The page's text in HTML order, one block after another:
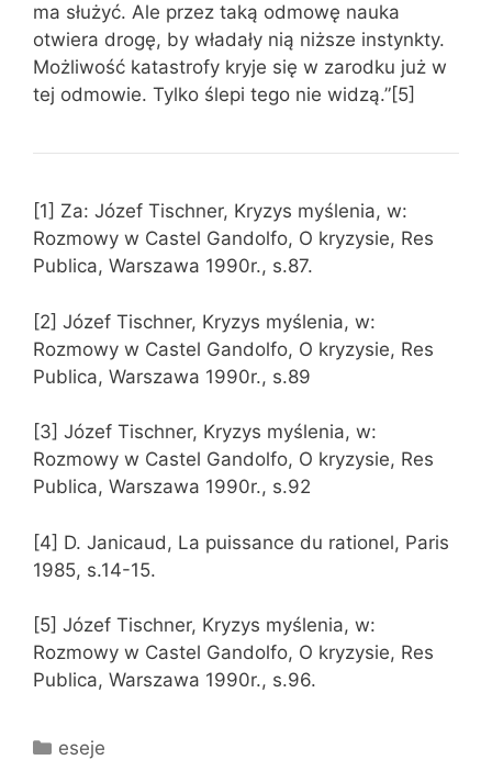
ma służyć. Ale przez taką odmowę nauka
otwiera drogę, by władały nią niższe instynkty.
Możliwość katastrofy kryje się w zarodku już w
tej odmowie. Tylko ślepi tego nie widzą.”[5]
[1] Za: Józef Tischner, Kryzys myślenia, w:
Rozmowy w Castel Gandolfo, O kryzysie, Res
Publica, Warszawa 1990r., s.87.
[2] Józef Tischner, Kryzys myślenia, w:
Rozmowy w Castel Gandolfo, O kryzysie, Res
Publica, Warszawa 1990r., s.89
[3] Józef Tischner, Kryzys myślenia, w:
Rozmowy w Castel Gandolfo, O kryzysie, Res
Publica, Warszawa 1990r., s.92
[4] D. Janicaud, La puissance du rationel, Paris
1985, s.14-15.
[5] Józef Tischner, Kryzys myślenia, w:
Rozmowy w Castel Gandolfo, O kryzysie, Res
Publica, Warszawa 1990r., s.96.
Kategorie
eseje